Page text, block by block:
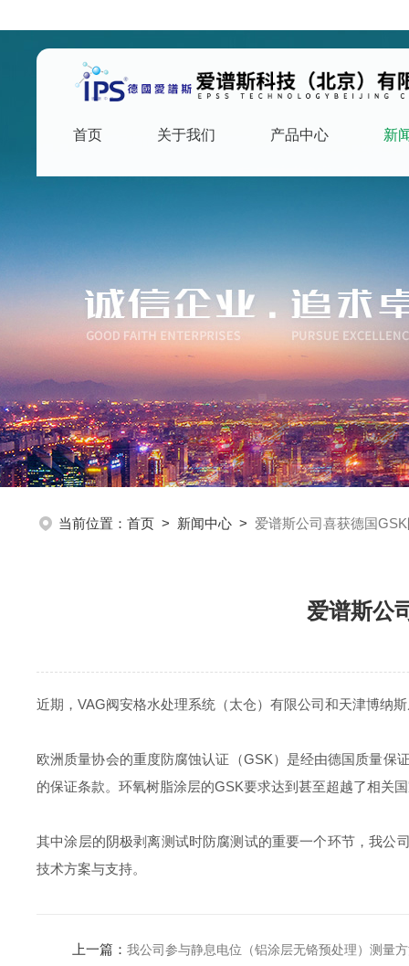
首页 关于我们 产品中心 新
当前位置： 首页 > 新闻中心 > 爱谱斯公司喜获德国
爱谱斯公
近期，VAG阀安格水处理系统（太仓）有限公司和天津博纳
欧洲质量协会的重度防腐蚀认证（GSK）是经由德国质量保
的保证条款。环氧树脂涂层的GSK要求达到甚至超越了相关
其中涂层的阴极剥离测试时防腐测试的重要一个环节，我公
技术方案与支持。
上一篇： 我公司参与静息电位（铝涂层无铬预处理）测量